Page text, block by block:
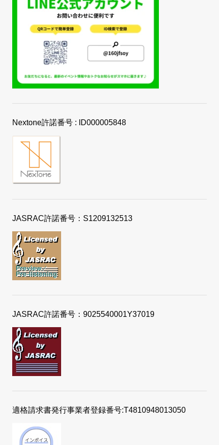
Nextone許諾番号 : ID000005848
JASRAC許諾番号：S1209132513
JASRAC許諾番号：9025540001Y37019
適格請求書発行事業者登録番号:T4810948013050